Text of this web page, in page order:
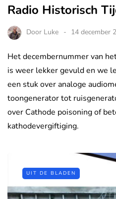
Radio Historisch
Door Luke 14 december
Het decembernummer van
is weer lekker gevuld en we
een stuk over analoge
toongenerator tot
over Cathode poisoning of
kathodevergiftiging.
UIT DE BLADEN